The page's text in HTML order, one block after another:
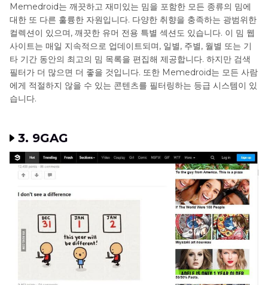
Memedroid는 깨끗하고 재미있는 밈을 포함한 모든 종류의 밈에
대한 또 다른 훌륭한 자원입니다. 다양한 취향을 충족하는 광범위한
컬렉션이 있으며, 깨끗한 유머 전용 특별 섹션도 있습니다. 이 밈 웹
사이트는 매일 지속적으로 업데이트되며, 일별, 주별, 월별 또는 기
타 기간 동안의 최고의 밈 목록을 편집해 제공합니다. 하지만 검색
필터가 더 많으면 더 좋을 것입니다. 또한 Memedroid는 모든 사람
에게 적절하지 않을 수 있는 콘텐츠를 필터링하는 등급 시스템이 있
습니다.
3. 9GAG